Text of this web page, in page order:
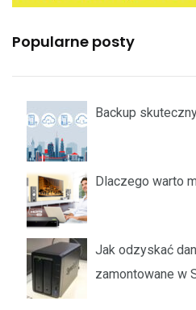
Popularne posty
Backup
Dlaczego warto
Jak odzyskać
zamontowane w